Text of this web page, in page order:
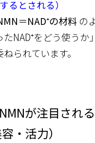
るとされる）
＝NAD⁺の材料 の
たNAD⁺をどう使う
られています。
が注目され
・活力）